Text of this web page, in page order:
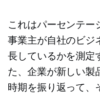
これはパーセンテー
事業主が自社のビジ
長しているかを測定
た、企業が新しい製
時期を振り返って、